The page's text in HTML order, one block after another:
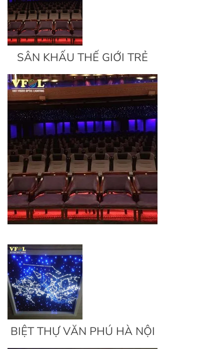
SÂN KHẤU THẾ GIỚI TRẺ
BIỆT THỰ VĂN PHÚ HÀ NỘI